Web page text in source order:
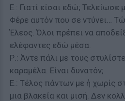
Ε.: Γιατί είσαι εδώ; Τελείωσε
Φέρε αυτόν που σε ντύνει…
Έλεος. Όλοι πρέπει να
ελέφαντες εδώ μέσα.
Ρ.: Άντε πάλι με τους
καραμέλα. Είναι δυνατόν;
Ε.: Τέλος πάντων με ή χωρίς
μια βλακεία και μισή. Δεν